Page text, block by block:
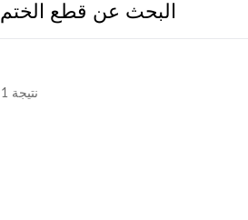
البحث عن قطع الختم OEM
نتيجة 1 - 2 من 2